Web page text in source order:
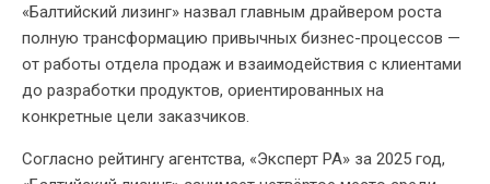
«Балтийский лизинг» назвал главным драйвером роста
полную трансформацию привычных бизнес-процессов —
от работы отдела продаж и взаимодействия с клиентами
до разработки продуктов, ориентированных на
конкретные цели заказчиков.
Согласно рейтингу агентства, «Эксперт РА» за 2025 год,